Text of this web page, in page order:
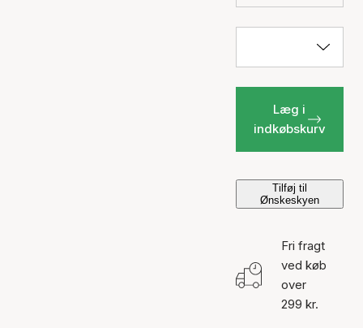
Læg i
indkøbskurv
Tilføj til
Ønskeskyen
Fri fragt
ved køb
over
299 kr.